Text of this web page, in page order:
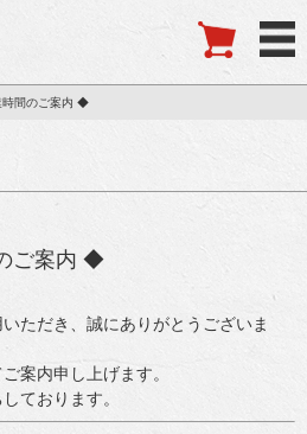
間のご案内 ◆
ご案内 ◆
ただき、誠にありがとうございま
案内申し上げます。
ております。